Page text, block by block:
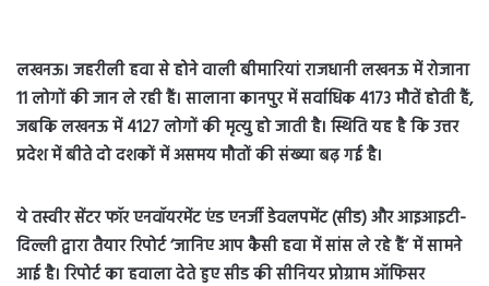
लखनऊ। जहरीली हवा से होने वाली बीमारियां राजधानी लखनऊ में रोजाना
11 लोगों की जान ले रही हैं। सालाना कानपुर में सर्वाधिक 4173 मौतें होती हैं,
जबकि लखनऊ में 4127 लोगों की मृत्यु हो जाती है। स्थिति यह है कि उत्तर
प्रदेश में बीते दो दशकों में असमय मौतों की संख्या बढ़ गई है।
ये तस्वीर सेंटर फॉर एनवॉयरमेंट एंड एनर्जी डेवलपमेंट (सीड) और आइआइटी-
दिल्ली द्वारा तैयार रिपोर्ट ‘जानिए आप कैसी हवा में सांस ले रहे हैं’ में सामने
आई है। रिपोर्ट का हवाला देते हुए सीड की सीनियर प्रोग्राम ऑफिसर